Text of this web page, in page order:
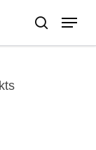
search
Menu
Close